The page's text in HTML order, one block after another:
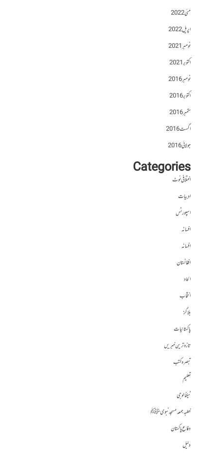
مئی 2022
اپریل 2022
نومبر 2021
اکتوبر 2021
نومبر 2016
اکتوبر 2016
ستمبر 2016
اگست 2016
جولائی 2016
Categories
اختلافی نوٹ
ادبیات
اسپورٹس
افسانہ
افسانہ
افغانستان
الحاد
انتخاب
بلاگز
پاکستانیات
تازہ ترین خبریں
تبصرہ کتب
تعلیم
ٹیکنالوجی
خطبہ جمعہ مسجد نبوی ﷺ
دفاع پاکستان
دلیل